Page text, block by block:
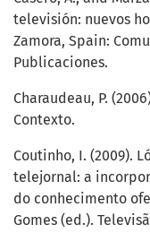
televisión: nuevos
Zamora, Spain:
Publicaciones.
Charaudeau, P.
Contexto.
Coutinho, I. (2009).
telejornal: a
do conhecimento
Gomes (ed.).